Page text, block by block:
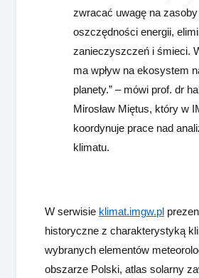
zwracać uwagę na zasoby
oszczędności energii,
zanieczyszczeń i śmieci.
ma wpływ na ekosystem
planety.” – mówi prof. dr
Mirosław Miętus, który w
koordynuje prace nad
klimatu.
W serwisie klimat.imgw.pl
historyczne z charakterystyką
wybranych elementów
obszarze Polski, atlas solarny